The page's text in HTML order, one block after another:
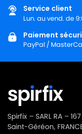
SOTECO
SOTECO
SOTECO
SOTECO
SOTECO
SOTECO
Service client
Lun. au vend. de
Paiement
PayPal /
Spirfix – SARL RA –
Saint-Géréon,